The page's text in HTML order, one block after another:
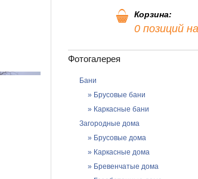
Корзина:
0 позиций
Фотогалерея
Бани
» Брусовые бани
» Каркасные бани
Загородные дома
» Брусовые дома
» Каркасные дома
» Бревенчатые дома